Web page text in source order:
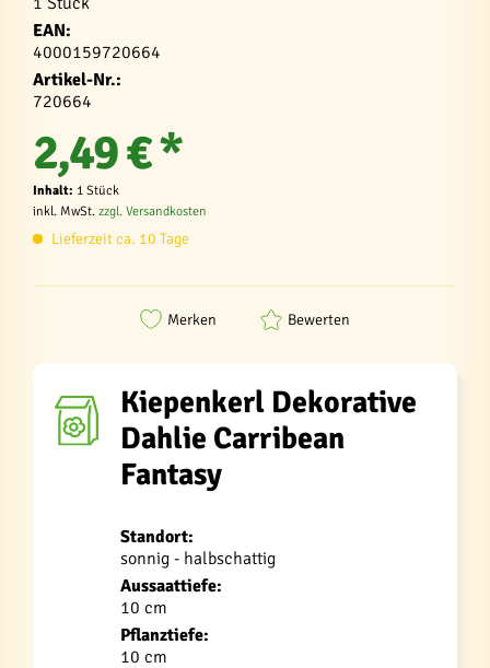
EAN:
4000159720664
Artikel-Nr.:
720664
2,49 € *
Inhalt: 1 Stück
inkl. MwSt. zzgl. Versandkosten
Lieferzeit ca. 10 Tage
Merken Bewerten
Kiepenkerl Dekorative
Dahlie Carribean
Fantasy
Standort:
sonnig - halbschattig
Aussaattiefe:
10 cm
Pflanztiefe:
10 cm